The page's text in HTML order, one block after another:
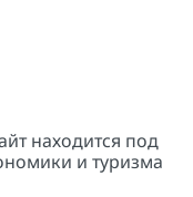
находится под
и туризма